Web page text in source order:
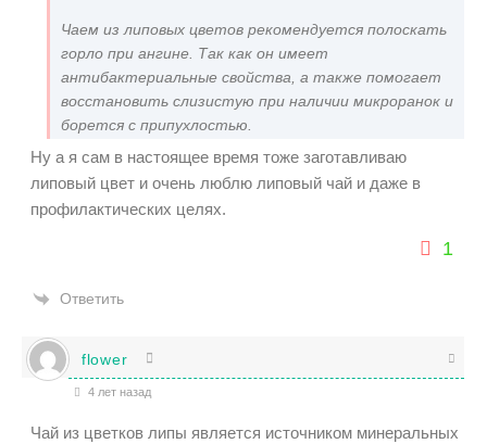
Чаем из липовых цветов рекомендуется полоскать
горло при ангине. Так как он имеет
антибактериальные свойства, а также помогает
восстановить слизистую при наличии микроранок и
борется с припухлостью.
Ну а я сам в настоящее время тоже заготавливаю
липовый цвет и очень люблю липовый чай и даже в
профилактических целях.
1
Ответить
flower
4 лет назад
Чай из цветков липы является источником минеральных